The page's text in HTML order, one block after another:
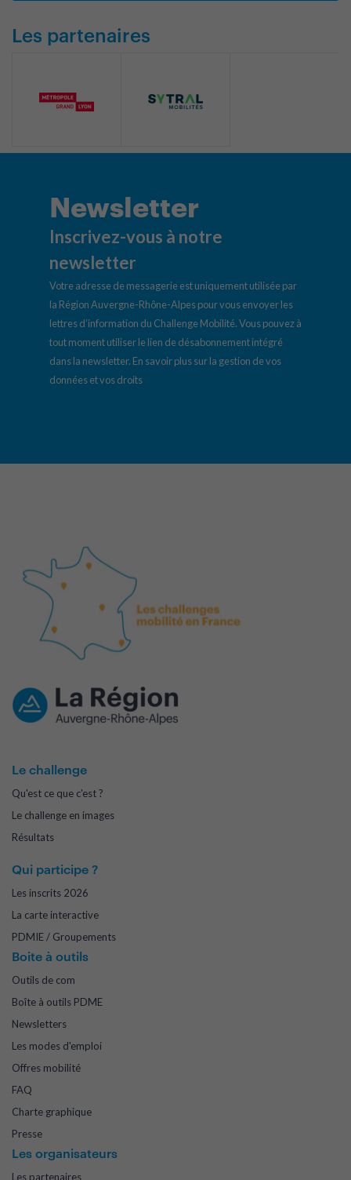
Les partenaires
Newsletter
Inscrivez-vous à notre
newsletter
Votre adresse de messagerie est uniquement utilisée par
la Région Auvergne-Rhône-Alpes pour vous envoyer les
lettres d’information du Challenge Mobilité. Vous pouvez à
tout moment utiliser le lien de désabonnement intégré
dans la newsletter. En savoir plus sur la gestion de vos
données et vos droits
Le challenge
Qu'est ce que c'est ?
Le challenge en images
Résultats
Qui participe ?
Les inscrits 2026
La carte interactive
PDMIE / Groupements
Boite à outils
Outils de com
Boîte à outils PDME
Newsletters
Les modes d'emploi
Offres mobilité
FAQ
Charte graphique
Presse
Les organisateurs
Les partenaires